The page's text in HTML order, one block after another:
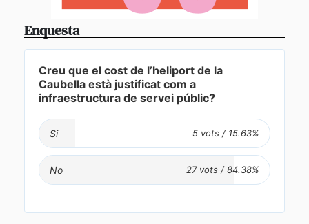
Enquesta
Creu que el cost de l’heliport de la
Caubella està justificat com a
infraestructura de servei públic?
Si
No